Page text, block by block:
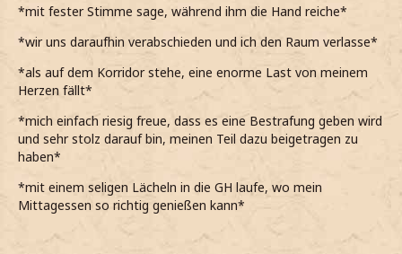
*mit fester Stimme sage, während ihm die Hand reiche*
*wir uns daraufhin verabschieden und ich den Raum verlasse*
*als auf dem Korridor stehe, eine enorme Last von meinem
Herzen fällt*
*mich einfach riesig freue, dass es eine Bestrafung geben wird
und sehr stolz darauf bin, meinen Teil dazu beigetragen zu
haben*
*mit einem seligen Lächeln in die GH laufe, wo mein
Mittagessen so richtig genießen kann*